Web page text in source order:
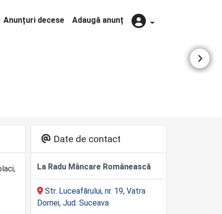
Anunțuri decese Adaugă anunț
Date de contact
La Radu Mâncare Românească
Str. Luceafărului, nr. 19, Vatra
Dornei, Jud. Suceava